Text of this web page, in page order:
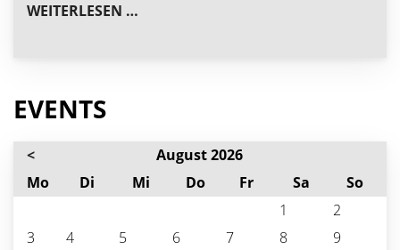
WEITERLESEN …
EVENTS
<
August 2026
MontagDi enstagMi ttwoch
Donnerstag
Freitag Sa mstagSo
1
2
3
4 5 6 7 8
9